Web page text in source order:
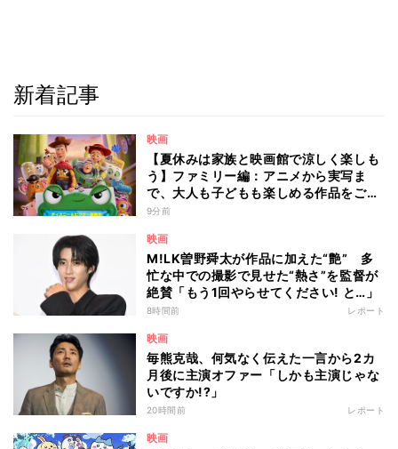
新着記事
映画
【夏休みは家族と映画館で涼しく楽しも
う】ファミリー編：アニメから実写ま
で、大人も子どもも楽しめる作品をご紹
介 - 編集部が注目する最新映画5選
9分前
映画
M!LK曽野舜太が作品に加えた“艶” 多
忙な中での撮影で見せた“熱さ”を監督が
絶賛「もう1回やらせてください! と…」
8時間前 レポート
映画
毎熊克哉、何気なく伝えた一言から2カ
月後に主演オファー「しかも主演じゃな
いですか!?」
20時間前 レポート
映画